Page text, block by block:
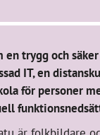
en trygg och
IT, en
för personer